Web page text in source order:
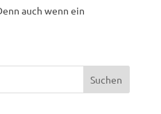
auch wenn ein